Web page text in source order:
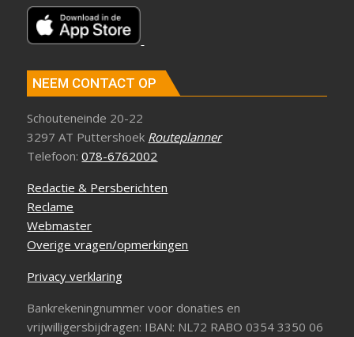
NEEM CONTACT OP
Schouteneinde 20-22
3297 AT Puttershoek Routeplanner
Telefoon:078-6762002
Redactie & Persberichten
Reclame
Webmaster
Overige vragen/opmerkingen
Privacy verklaring
Bankrekeningnummer voor donaties en
vrijwilligersbijdragen: IBAN: NL72 RABO 0354 3350 06